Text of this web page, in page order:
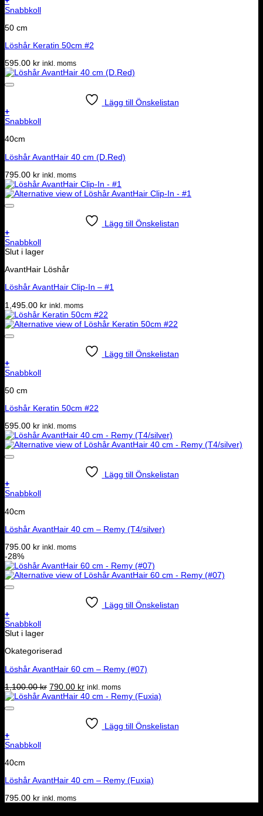
Snabbkoll
50 cm
Löshår Keratin 50cm #2
595.00 kr inkl. moms
Lägg till Önskelistan
+
Snabbkoll
40cm
Löshår AvantHair 40 cm (D.Red)
795.00 kr inkl. moms
Lägg till Önskelistan
+
Snabbkoll
Slut i lager
AvantHair Löshår
Löshår AvantHair Clip-In – #1
1,495.00 kr inkl. moms
Lägg till Önskelistan
+
Snabbkoll
50 cm
Löshår Keratin 50cm #22
595.00 kr inkl. moms
Lägg till Önskelistan
+
Snabbkoll
40cm
Löshår AvantHair 40 cm – Remy (T4/silver)
795.00 kr inkl. moms
-28%
Lägg till Önskelistan
+
Snabbkoll
Slut i lager
Okategoriserad
Löshår AvantHair 60 cm – Remy (#07)
1,100.00kr Det
ursprungliga
1,100.00 kr.
790.00 krDet
nuvarande
790.00 kr.
inkl. moms
Lägg till Önskelistan
+
Snabbkoll
40cm
Löshår AvantHair 40 cm – Remy (Fuxia)
795.00 kr inkl. moms